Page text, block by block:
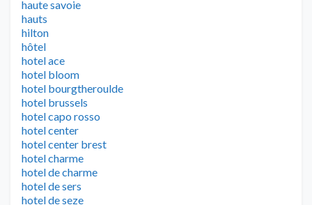
haute savoie
hauts
hilton
hôtel
hotel ace
hotel bloom
hotel bourgtheroulde
hotel brussels
hotel capo rosso
hotel center
hotel center brest
hotel charme
hotel de charme
hotel de sers
hotel de seze